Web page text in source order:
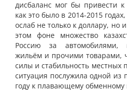
дисбаланс мог бы привести к
как это было в 2014-2015
ослаб не только к доллару, но
этом фоне множество
Россию за автомобилями,
жильём и прочими товарами,
силы и стабильность местных
ситуация послужила одной из
году к плавающему обменному